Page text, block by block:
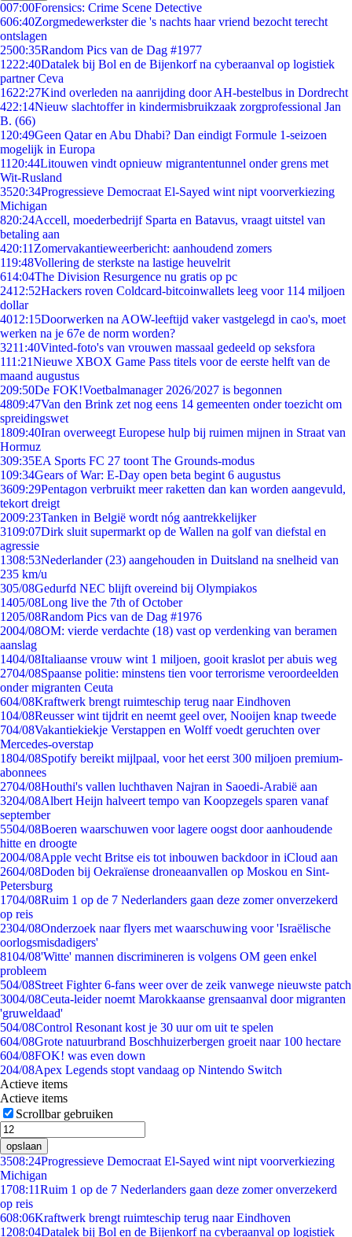
007:00Forensics: Crime Scene Detective
606:40Zorgmedewerkster die 's nachts haar vriend bezocht terecht
ontslagen
2500:35Random Pics van de Dag #1977
1222:40Datalek bij Bol en de Bijenkorf na cyberaanval op logistiek
partner Ceva
1622:27Kind overleden na aanrijding door AH-bestelbus in Dordrecht
422:14Nieuw slachtoffer in kindermisbruikzaak zorgprofessional Jan
B. (66)
1 20:49Geen Qatar en Abu Dhabi? Dan eindigt Formule 1-seizoen
mogelijk in Europa
11 20:44Litouwen vindt opnieuw migrantentunnel onder grens met
Wit-Rusland
3520:34Progressieve Democraat El-Sayed wint nipt voorverkiezing
Michigan
820:24Accell, moederbedrijf Sparta en Batavus, vraagt uitstel van
betaling aan
420:11 Zomervakantieweerbericht: aanhoudend zomers
119:48Vollering de sterkste na lastige heuvelrit
614:04The Division Resurgence nu gratis op pc
2412:52Hackers roven Coldcard-bitcoinwallets leeg voor 114 miljoen
dollar
4012:15Doorwerken na AOW-leeftijd vaker vastgelegd in cao's, moet
werken na je 67e de norm worden?
3211:40Vinted-foto's van vrouwen massaal gedeeld op seksfora
111:21Nieuwe XBOX Game Pass titels voor de eerste helft van de
maand augustus
209:50De FOK!Voetbalmanager 2026/2027 is begonnen
4809:47Van den Brink zet nog eens 14 gemeenten onder toezicht om
spreidingswet
1809:40Iran overweegt Europese hulp bij ruimen mijnen in Straat van
Hormuz
309:35EA Sports FC 27 toont The Grounds-modus
109:34Gears of War: E-Day open beta begint 6 augustus
3609:29Pentagon verbruikt meer raketten dan kan worden aangevuld,
tekort dreigt
2009:23Tanken in België wordt nóg aantrekkelijker
3109:07Dirk sluit supermarkt op de Wallen na golf van diefstal en
agressie
1308:53Nederlander (23) aangehouden in Duitsland na snelheid van
235 km/u
305/08Gedurfd NEC blijft overeind bij Olympiakos
1405/08Long live the 7th of October
1205/08Random Pics van de Dag #1976
2004/08OM: vierde verdachte (18) vast op verdenking van beramen
aanslag
1404/08Italiaanse vrouw wint 1 miljoen, gooit kraslot per abuis weg
2704/08Spaanse politie: minstens tien voor terrorisme veroordeelden
onder migranten Ceuta
604/08Kraftwerk brengt ruimteschip terug naar Eindhoven
104/08Reusser wint tijdrit en neemt geel over, Nooijen knap tweede
704/08Vakantiekiekje Verstappen en Wolff voedt geruchten over
Mercedes-overstap
1804/08Spotify bereikt mijlpaal, voor het eerst 300 miljoen premium-
abonnees
2704/08Houthi's vallen luchthaven Najran in Saoedi-Arabië aan
3204/08Albert Heijn halveert tempo van Koopzegels sparen vanaf
september
5504/08Boeren waarschuwen voor lagere oogst door aanhoudende
hitte en droogte
2004/08Apple vecht Britse eis tot inbouwen backdoor in iCloud aan
2604/08Doden bij Oekraïense droneaanvallen op Moskou en Sint-
Petersburg
1704/08Ruim 1 op de 7 Nederlanders gaan deze zomer onverzekerd
op reis
2304/08Onderzoek naar flyers met waarschuwing voor 'Israëlische
oorlogsmisdadigers'
8104/08'Witte' mannen discrimineren is volgens OM geen enkel
probleem
504/08Street Fighter 6-fans weer over de zeik vanwege nieuwste patch
3004/08Ceuta-leider noemt Marokkaanse grensaanval door migranten
'gruweldaad'
504/08Control Resonant kost je 30 uur om uit te spelen
604/08Grote natuurbrand Boschhuizerbergen groeit naar 100 hectare
604/08FOK! was even down
204/08Apex Legends stopt vandaag op Nintendo Switch
Actieve items
Actieve items
Scrollbar gebruiken
opslaan
3508:24Progressieve Democraat El-Sayed wint nipt voorverkiezing
Michigan
1708:11Ruim 1 op de 7 Nederlanders gaan deze zomer onverzekerd
op reis
608:06Kraftwerk brengt ruimteschip terug naar Eindhoven
1208:04Datalek bij Bol en de Bijenkorf na cyberaanval op logistiek